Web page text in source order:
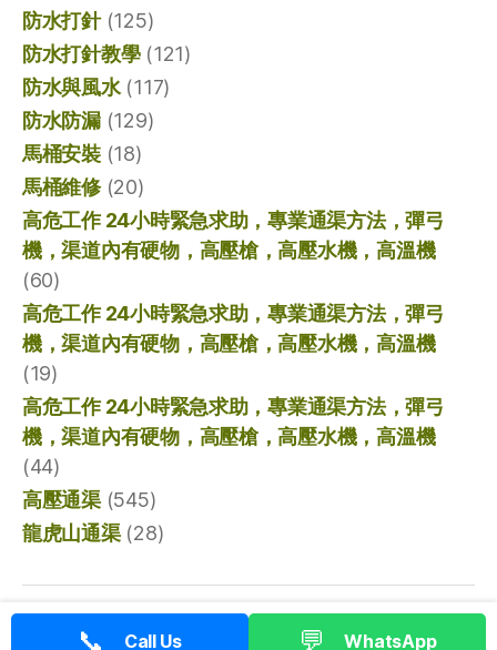
防水打針(125)
防水打針教學(121)
防水與風水(117)
防水防漏(129)
馬桶安裝(18)
馬桶維修(20)
高危工作 24小時緊急求助，專業通渠方法，彈弓
機，渠道內有硬物，高壓槍，高壓水機，高溫機
(60)
高危工作 24小時緊急求助，專業通渠方法，彈弓
機，渠道內有硬物，高壓槍，高壓水機，高溫機
(19)
高危工作 24小時緊急求助，專業通渠方法，彈弓
機，渠道內有硬物，高壓槍，高壓水機，高溫機
(44)
高壓通渠(545)
龍虎山通渠(28)
© 2026 香港通渠專家
📞 Call Us 💬 WhatsApp